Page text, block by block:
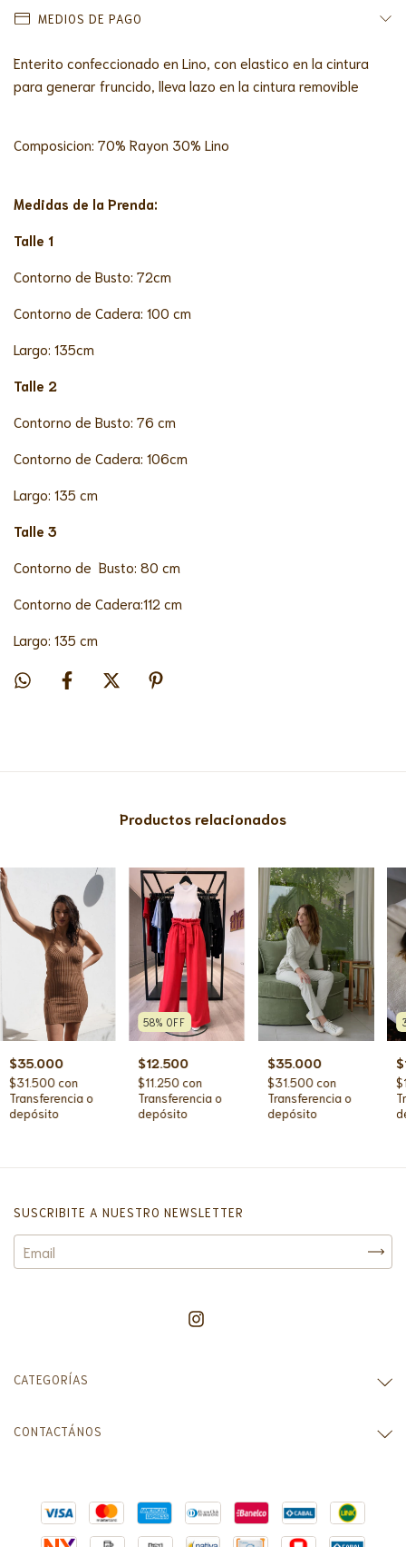
MEDIOS DE PAGO
Enterito confeccionado en Lino, con elastico en la cintura
para generar fruncido, lleva lazo en la cintura removible
Composicion: 70% Rayon 30% Lino
Medidas de la Prenda:
Talle 1
Contorno de Busto: 72cm
Contorno de Cadera: 100 cm
Largo: 135cm
Talle 2
Contorno de Busto: 76 cm
Contorno de Cadera: 106cm
Largo: 135 cm
Talle 3
Contorno de Busto: 80 cm
Contorno de Cadera:112 cm
Largo: 135 cm
Productos relacionados
$35.000
$31.500con
Transferencia o
depósito
58%OFF
$12.500
$11.250con
Transferencia o
depósito
$35.000
$31.500con
Transferencia o
depósito
SUSCRIBITE A NUESTRO NEWSLETTER
CATEGORÍAS
CONTACTÁNOS